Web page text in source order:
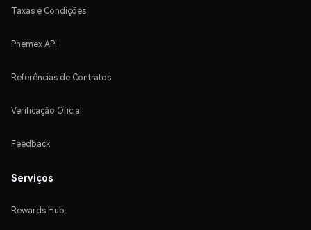
Taxas e Condições
Phemex API
Referências de Contratos
Verificação Oficial
Feedback
Serviços
Rewards Hub